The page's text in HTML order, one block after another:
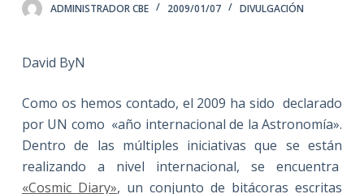
n
d
o
ADMINISTRADOR CBE 2009/01/07 DIVULGACIÓN
David ByN
Como os hemos contado, el 2009 ha sido declarado
por UN como «año internacional de la Astronomía».
Dentro de las múltiples iniciativas que se están
realizando a nivel internacional, se encuentra
«Cosmic Diary», un conjunto de bitácoras escritas